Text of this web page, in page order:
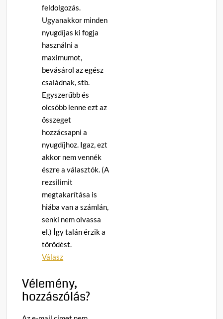
feldolgozás.
Ugyanakkor minden
nyugdíjas ki fogja
használni a
maximumot,
bevásárol az egész
családnak, stb.
Egyszerűbb és
olcsóbb lenne ezt az
összeget
hozzácsapni a
nyugdíjhoz. Igaz, ezt
akkor nem vennék
észre a választók. (A
rezsilimit
megtakarítása is
hiába van a számlán,
senki nem olvassa
el.) Így talán érzik a
törődést.
Válasz
Vélemény,
hozzászólás?